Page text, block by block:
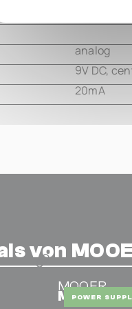
analog
9V DC,
20mA
von
POWER
MOOER
Micro